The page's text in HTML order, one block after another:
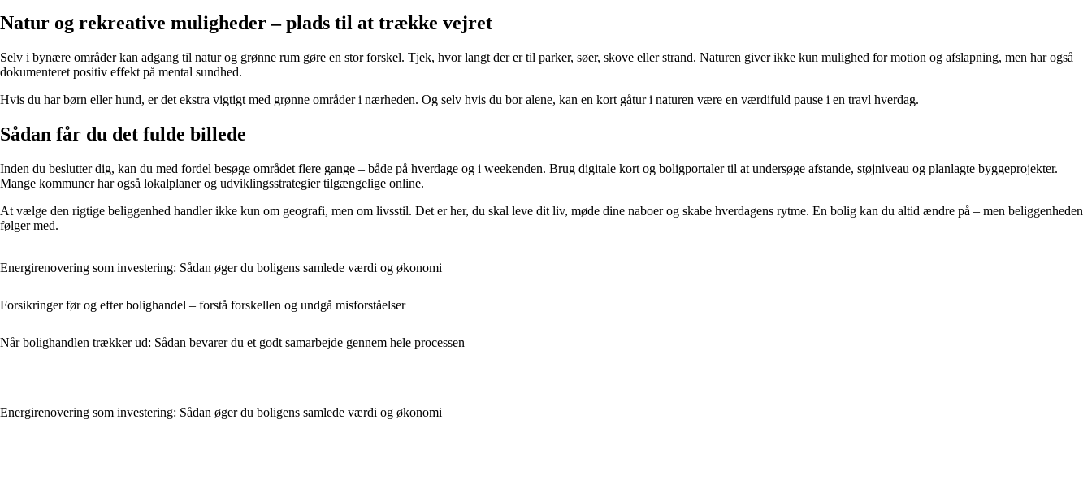
Natur og rekreative muligheder – plads til at trække vejret
Selv i bynære områder kan adgang til natur og grønne rum gøre en stor forskel. Tjek, hvor langt der er til parker, søer, skove eller strand. Naturen giver ikke kun mulighed for motion og afslapning, men har også
dokumenteret positiv effekt på mental sundhed.
Hvis du har børn eller hund, er det ekstra vigtigt med grønne områder i nærheden. Og selv hvis du bor alene, kan en kort gåtur i naturen være en værdifuld pause i en travl hverdag.
Sådan får du det fulde billede
Inden du beslutter dig, kan du med fordel besøge området flere gange – både på hverdage og i weekenden. Brug digitale kort og boligportaler til at undersøge afstande, støjniveau og planlagte byggeprojekter.
Mange kommuner har også lokalplaner og udviklingsstrategier tilgængelige online.
At vælge den rigtige beliggenhed handler ikke kun om geografi, men om livsstil. Det er her, du skal leve dit liv, møde dine naboer og skabe hverdagens rytme. En bolig kan du altid ændre på – men beliggenheden
følger med.
Energirenovering som investering: Sådan øger du boligens samlede værdi og økonomi
Forsikringer før og efter bolighandel – forstå forskellen og undgå misforståelser
Når bolighandlen trækker ud: Sådan bevarer du et godt samarbejde gennem hele processen
Energirenovering som investering: Sådan øger du boligens samlede værdi og økonomi